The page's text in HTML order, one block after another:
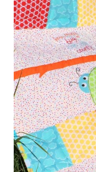
Mein Konto
Shop
Versandarten
Warenkorb
Widerrufsbelehrung